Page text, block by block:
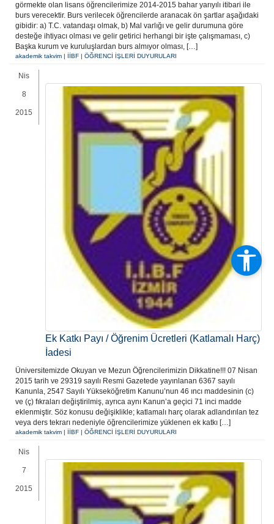
görmekte olan lisans öğrencilerimize 2014-2015 bahar yarıyılı itibari ile
burs verecektir. Burs verilecek öğrencilerde aranacak ön şartlar aşağıdaki
gibidir: a) T.C. vatandaşı olmak, b) Mal varlığı ve gelir durumuna göre
desteğe ihtiyacı olması ve gelir getirici herhangi bir işte çalışmaması, c)
Başka kurum ve kuruluşlardan burs almıyor olması, […]
akademik takvim | İİBF | ÖĞRENCİ İŞLERİ DUYURULARI
Nis
8
2015
Ek Katkı Payı / Öğrenim Ücretleri (Katlamalı Harç)
İadesi
Üniversitemizde Okuyan ve Mezun Öğrencilerimizin Dikkatine!!! 07 Nisan
2015 tarih ve 29319 sayılı Resmi Gazetede yayınlanan 6367 sayılı
Kanunla, 2547 Sayılı Yükseköğretim Kanunu’nun 46 ıncı maddesinin (c)
ve (ç) fıkraları değiştirilmiş, ayrıca aynı Kanun’a geçici 71 inci madde
eklenmiştir. Söz konusu değişiklikle; katlamalı harç olarak adlandırılan tez
veya ders tekrarı nedeniyle öğrencilerimize yüklenen ek katkı […]
akademik takvim | İİBF | ÖĞRENCİ İŞLERİ DUYURULARI
Nis
7
2015